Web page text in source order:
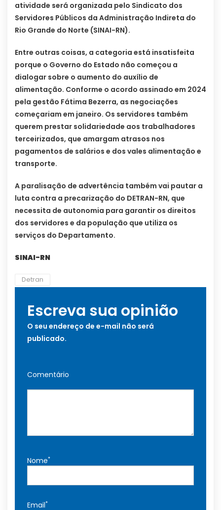
atividade será organizada pelo Sindicato dos
Servidores Públicos da Administração Indireta do
Rio Grande do Norte (SINAI-RN).
Entre outras coisas, a categoria está insatisfeita
porque o Governo do Estado não começou a
dialogar sobre o aumento do auxílio de
alimentação. Conforme o acordo assinado em 2024
pela gestão Fátima Bezerra, as negociações
começariam em janeiro. Os servidores também
querem prestar solidariedade aos trabalhadores
terceirizados, que amargam atrasos nos
pagamentos de salários e dos vales alimentação e
transporte.
A paralisação de advertência também vai pautar a
luta contra a precarização do DETRAN-RN, que
necessita de autonomia para garantir os direitos
dos servidores e da população que utiliza os
serviços do Departamento.
SINAI-RN
Detran
Escreva sua opinião
O seu endereço de e-mail não será
publicado.
Comentário
Nome*
Email*